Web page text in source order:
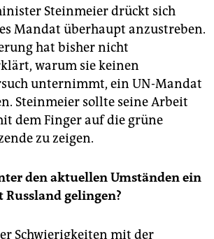
Steinmeier drückt sich
Mandat überhaupt anzustreben.
hat bisher nicht
warum sie keinen
unternimmt, ein UN-Mandat
Steinmeier sollte seine Arbeit
dem Finger auf die grüne
zu zeigen.
den aktuellen Umständen ein
gelingen?
Schwierigkeiten mit der